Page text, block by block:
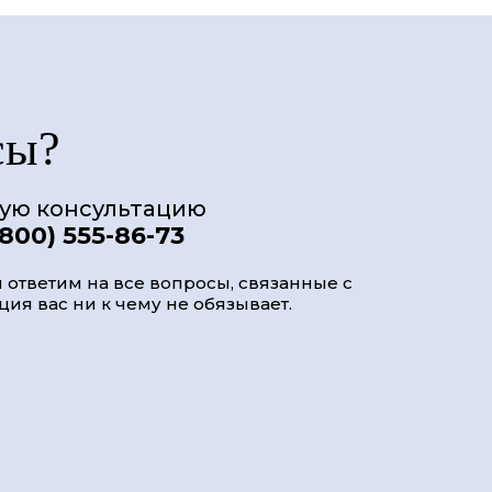
консультацию
555-86-73
на все вопросы, связанные с
вас ни к чему не обязывает.